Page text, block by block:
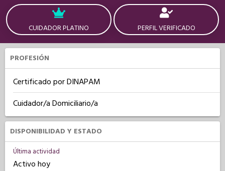
CUIDADOR PLATINO PERFIL VERIFICADO
PROFESIÓN
Certificado por DINAPAM
Cuidador/a Domiciliario/a
DISPONIBILIDAD Y ESTADO
Última actividad
Activo hoy